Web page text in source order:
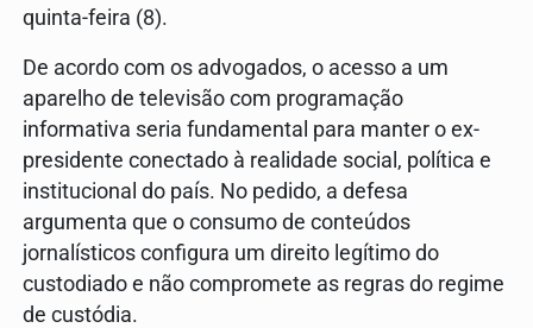
quinta-feira (8).
De acordo com os advogados, o acesso a um
aparelho de televisão com programação
informativa seria fundamental para manter o ex-
presidente conectado à realidade social, política e
institucional do país. No pedido, a defesa
argumenta que o consumo de conteúdos
jornalísticos configura um direito legítimo do
custodiado e não compromete as regras do regime
de custódia.